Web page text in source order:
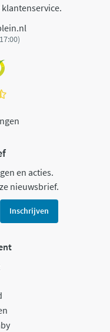
en acties.
nieuwsbrief.
Inschrijven